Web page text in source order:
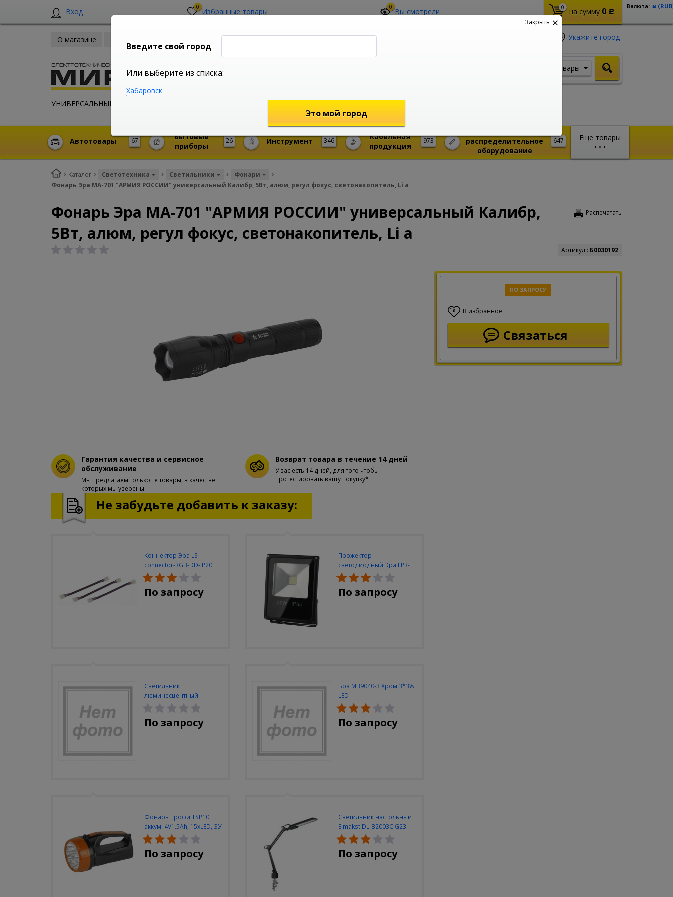
Вход 0 Избранные товары 0 Вы смотрели 0 на сумму 0 Р
Валюта: Р
О магазине
УНИВЕРСАЛЬНЫЙ ИНТЕРНЕТ МАГАЗИН
Укажите город
shop@mireks.ru
Товары
Еще товары
• • •
67
Автотовары 26
Бытовые
приборы
346
Инструмент 973
Кабельная
продукция
647
распределительное
оборудование
Каталог Светотехника Светильники
Фонари
Фонарь Эра MA-701 "АРМИЯ РОССИИ" универсальный Калибр, 5Вт, алюм, регул фокус, светонакопитель, Li а
Распечатать
Фонарь Эра MA-701 "АРМИЯ РОССИИ" универсальный Калибр,
5Вт, алюм, регул фокус, светонакопитель, Li а
Артикул : Б0030192
ПО ЗАПРОСУ
0 В избранное
Связаться
Гарантия качества и сервисное
обслуживание
Мы предлагаем только те товары, в качестве
которых мы уверены
Возврат товара в течение 14 дней
У вас есть 14 дней, для того чтобы
протестировать вашу покупку*
Не забудьте добавить к заказу:
Коннектор Эра LS-
connector-RGB-DD-IP20
(3шт/уп)
По запросу
Прожектор
светодиодный Эра LPR-
30W-6500K-M
По запросу
Светильник
люминесцентный
Navigator NEL-A2-E130-T4-
840/WH
По запросу
Бра MB9040-3 Хром 3*3W
LED
По запросу
Фонарь Трофи TSP10
аккум. 4V1.5Ah, 15xLED, ЗУ
вилка 220V
По запросу
Светильник настольный
Elmakst DL-B2003C G23
черный струбцина
По запросу
Закрыть
Введите свой город
Или выберите из списка:
Хабаровск
Это мой город